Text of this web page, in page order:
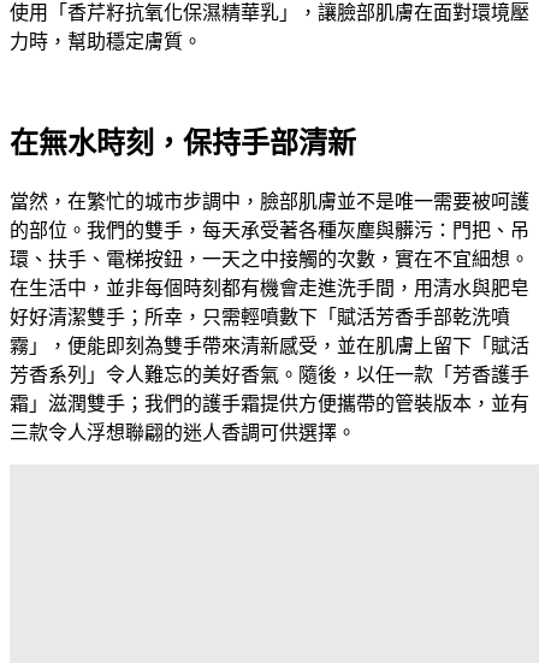
使用「香芹籽抗氧化保濕精華乳」，讓臉部肌膚在面對環境壓
力時，幫助穩定膚質。
在無水時刻，保持手部清新
當然，在繁忙的城市步調中，臉部肌膚並不是唯一需要被呵護
的部位。我們的雙手，每天承受著各種灰塵與髒污：門把、吊
環、扶手、電梯按鈕，一天之中接觸的次數，實在不宜細想。
在生活中，並非每個時刻都有機會走進洗手間，用清水與肥皂
好好清潔雙手；所幸，只需輕噴數下「賦活芳香手部乾洗噴
霧」，便能即刻為雙手帶來清新感受，並在肌膚上留下「賦活
芳香系列」令人難忘的美好香氣。隨後，以任一款「芳香護手
霜」滋潤雙手；我們的護手霜提供方便攜帶的管裝版本，並有
三款令人浮想聯翩的迷人香調可供選擇。